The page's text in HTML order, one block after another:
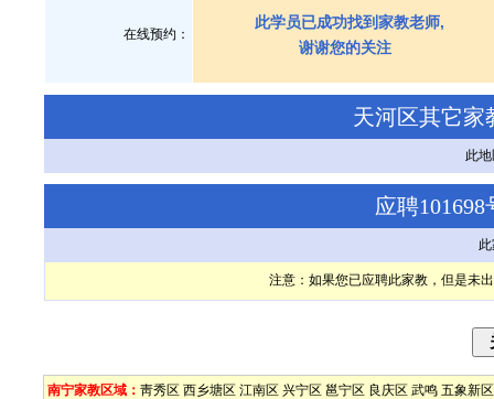
在线预约：
此学员已成功找到家教老师,
谢谢您的关注
天河区其它家
此
应聘
注意：如果您已应聘此家教，但是未
南宁家教区域： 靑秀区 西乡塘区 江南区 兴宁区 邕宁区 良庆区 武鸣 五象新区